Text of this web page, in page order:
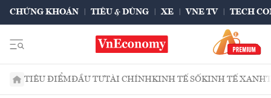
CHỨNG KHOÁN TIÊU & DÙNG XE VNE TV TECH
TIÊU ĐIỂMĐẦU TƯTÀI CHÍNHKINH TẾ SỐKINH TẾ XANH